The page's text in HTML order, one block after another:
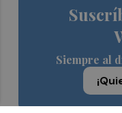
Siempre al